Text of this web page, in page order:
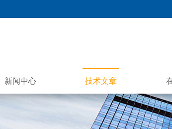
新闻中心 技术文章